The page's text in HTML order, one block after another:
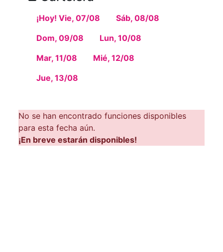
¡Hoy! Vie, 07/08
Sáb, 08/08
Dom, 09/08
Lun, 10/08
Mar, 11/08
Mié, 12/08
Jue, 13/08
No se han encontrado funciones disponibles
para esta fecha aún.
¡En breve estarán disponibles!